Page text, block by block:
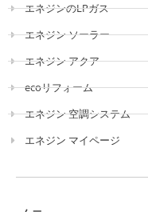
エネジンのLPガス
エネジン ソーラー
エネジン アクア
ecoリフォーム
エネジン 空調システム
エネジン マイページ